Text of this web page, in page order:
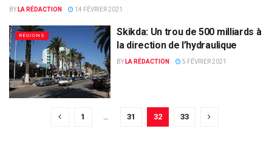
BY LA RÉDACTION 14 FÉVRIER 2021
RÉGIONS
Skikda: Un trou de 500 milliards à
la direction de l’hydraulique
BY LA RÉDACTION 5 FÉVRIER 2021
1 31 32 33